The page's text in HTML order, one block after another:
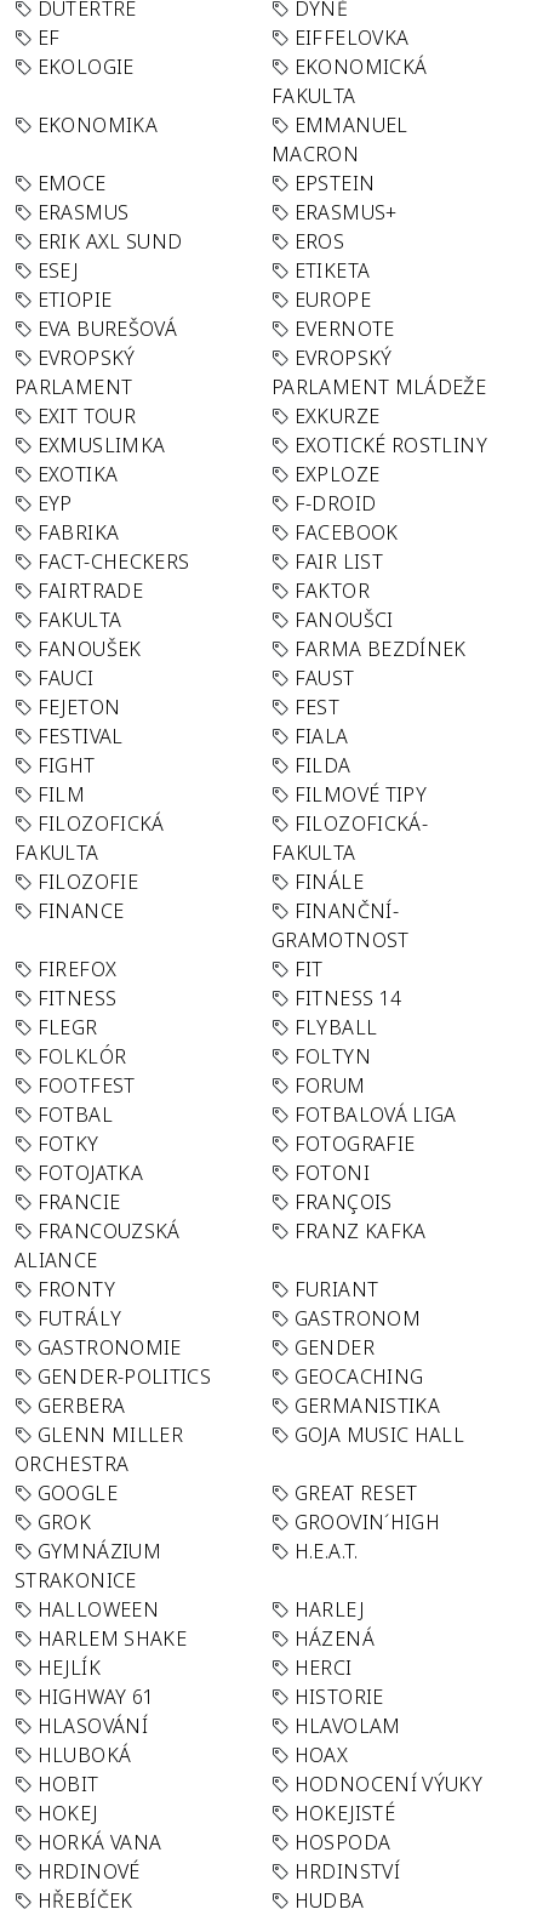
DUTERTRE
DÝNĚ
EF
EIFFELOVKA
EKOLOGIE
EKONOMICKÁ
FAKULTA
EKONOMIKA
EMMANUEL
MACRON
EMOCE
EPSTEIN
ERASMUS
ERASMUS+
ERIK AXL SUND
EROS
ESEJ
ETIKETA
ETIOPIE
EUROPE
EVA BUREŠOVÁ
EVERNOTE
EVROPSKÝ
PARLAMENT
EVROPSKÝ
PARLAMENT MLÁDEŽE
EXIT TOUR
EXKURZE
EXMUSLIMKA
EXOTICKÉ ROSTLINY
EXOTIKA
EXPLOZE
EYP
F-DROID
FABRIKA
FACEBOOK
FACT-CHECKERS
FAIR LIST
FAIRTRADE
FAKTOR
FAKULTA
FANOUŠCI
FANOUŠEK
FARMA BEZDÍNEK
FAUCI
FAUST
FEJETON
FEST
FESTIVAL
FIALA
FIGHT
FILDA
FILM
FILMOVÉ TIPY
FILOZOFICKÁ
FAKULTA
FILOZOFICKÁ-
FAKULTA
FILOZOFIE
FINÁLE
FINANCE
FINANČNÍ-
GRAMOTNOST
FIREFOX
FIT
FITNESS
FITNESS 14
FLEGR
FLYBALL
FOLKLÓR
FOLTYN
FOOTFEST
FORUM
FOTBAL
FOTBALOVÁ LIGA
FOTKY
FOTOGRAFIE
FOTOJATKA
FOTONI
FRANCIE
FRANÇOIS
FRANCOUZSKÁ
ALIANCE
FRANZ KAFKA
FRONTY
FURIANT
FUTRÁLY
GASTRONOM
GASTRONOMIE
GENDER
GENDER-POLITICS
GEOCACHING
GERBERA
GERMANISTIKA
GLENN MILLER
ORCHESTRA
GOJA MUSIC HALL
GOOGLE
GREAT RESET
GROK
GROOVIN´HIGH
GYMNÁZIUM
STRAKONICE
H.E.A.T.
HALLOWEEN
HARLEJ
HARLEM SHAKE
HÁZENÁ
HEJLÍK
HERCI
HIGHWAY 61
HISTORIE
HLASOVÁNÍ
HLAVOLAM
HLUBOKÁ
HOAX
HOBIT
HODNOCENÍ VÝUKY
HOKEJ
HOKEJISTÉ
HORKÁ VANA
HOSPODA
HRDINOVÉ
HRDINSTVÍ
HŘEBÍČEK
HUDBA